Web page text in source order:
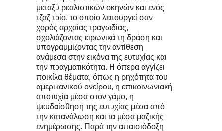
μεταξύ ρεαλιστικών σκηνών και ενός
τζαζ τρίο, το οποίο λειτουργεί σαν
χορός αρχαίας τραγωδίας,
σχολιάζοντας ειρωνικά τη δράση και
υπογραμμίζοντας την αντίθεση
ανάμεσα στην εικόνα της ευτυχίας και
την πραγματικότητα. Η όπερα αγγίζει
ποικίλα θέματα, όπως η ρηχότητα του
αμερικανικού ονείρου, η επικοινωνιακή
αποτυχία μέσα στον γάμο, η
ψευδαίσθηση της ευτυχίας μέσα από
την κατανάλωση και τα μέσα μαζικής
ενημέρωσης. Παρά την απαισιόδοξη